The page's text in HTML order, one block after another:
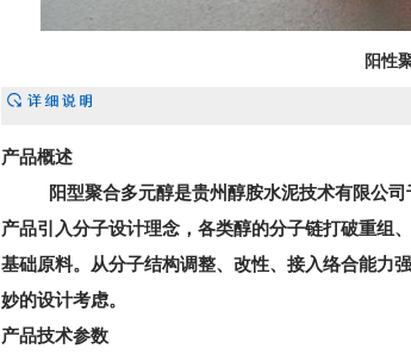
阳性
产品概述
阳型聚合多元醇是贵州醇胺水泥技术有限公
产品引入分子设计理念，各类醇的分子链打破重组
基础原料。从分子结构调整、改性、接入络合能力
妙的设计考虑。
产品技术参数